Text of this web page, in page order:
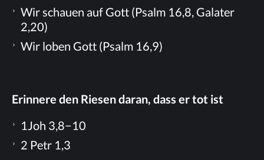
Wir schau­en auf Gott (Psalm 16,8, Ga­la­ter
2,20)
Wir lo­ben Gott (Psalm 16,9)
Er­in­ne­re den Rie­sen dar­an, dass er tot ist
1Joh 3,8−10
2 Petr 1,3